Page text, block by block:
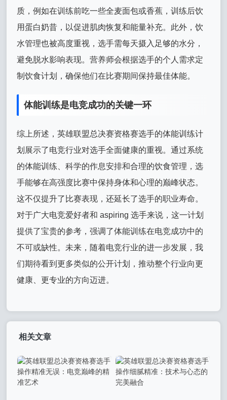
质，例如在训练前吃一些全麦面包或香蕉，训练后饮
用蛋白奶昔，以促进肌肉恢复和能量补充。此外，饮
水管理也被高度重视，选手需每天摄入足够的水分，
避免脱水影响表现。营养师会根据选手的个人需求定
制饮食计划，确保他们在比赛期间保持最佳体能。
体能训练是电竞成功的关键一环
综上所述，英雄联盟总决赛资格赛选手的体能训练计
划展示了电竞行业对选手全面健康的重视。通过系统
的体能训练、科学的作息安排和合理的饮食管理，选
手能够在高强度比赛中保持身体和心理的巅峰状态。
这不仅提升了比赛表现，还延长了选手的职业寿命。
对于广大电竞爱好者和 aspiring 选手来说，这一计划
提供了宝贵的参考，强调了体能训练在电竞成功中的
不可或缺性。未来，随着电竞行业的进一步发展，我
们期待看到更多类似的公开计划，推动整个行业向更
健康、更专业的方向迈进。
相关文章